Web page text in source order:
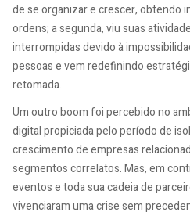
de se organizar e crescer, obtendo
ordens; a segunda, viu suas
interrompidas devido à
pessoas e vem redefinindo
retomada.
Um outro boom foi percebido no
digital propiciada pelo período de
crescimento de empresas
segmentos correlatos. Mas, em
eventos e toda sua cadeia de
vivenciaram uma crise sem